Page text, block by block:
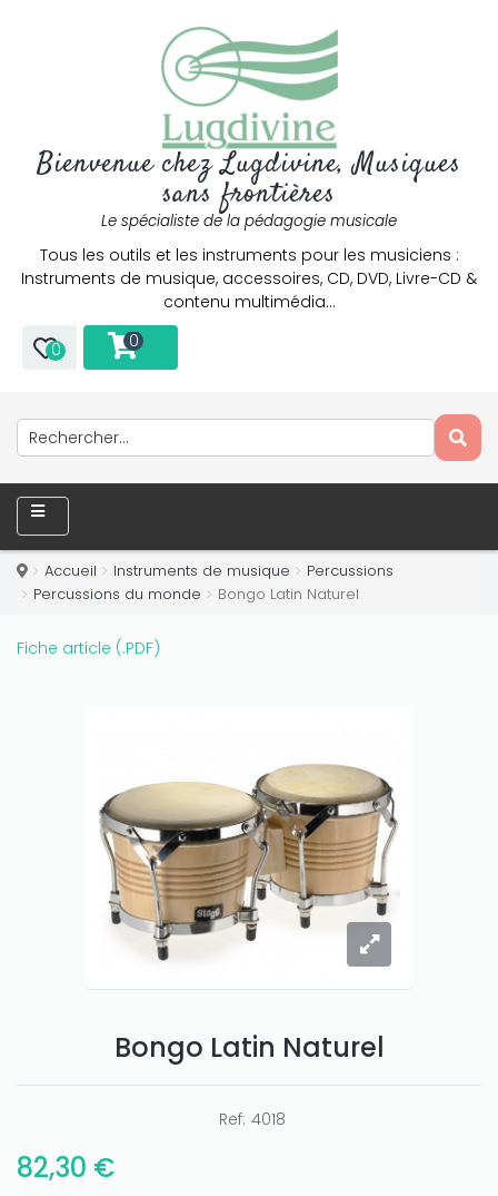
Bienvenue chez Lugdivine, Musiques
sans frontières
Le spécialiste de la pédagogie musicale
Tous les outils et les instruments pour les musiciens :
Instruments de musique, accessoires, CD, DVD, Livre-CD &
contenu multimédia…
0 0
Accueil Instruments de musique
Percussions
Percussions du monde
Bongo Latin Naturel
Fiche article (.PDF)
Bongo Latin Naturel
Ref: 4018
82,30 €
amount on your credits!